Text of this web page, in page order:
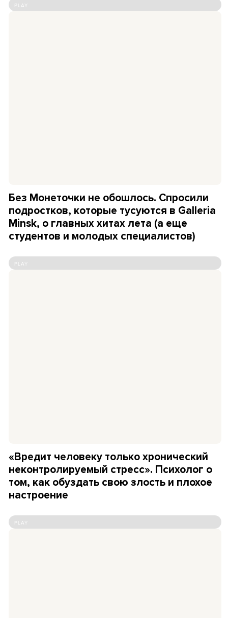
PLAY
Без Монеточки не обошлось. Спросили
подростков, которые тусуются в Galleria
Minsk, о главных хитах лета (а еще
студентов и молодых специалистов)
PLAY
«Вредит человеку только хронический
неконтролируемый стресс». Психолог о
том, как обуздать свою злость и плохое
настроение
PLAY